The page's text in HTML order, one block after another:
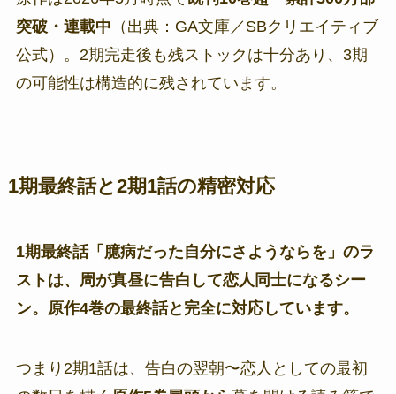
突破・連載中 （出典：GA文庫／SBクリエイティブ
公式）。2期完走後も残ストックは十分あり、3期
の可能性は構造的に残されています。
1期最終話と2期1話の精密対応
1期最終話「臆病だった自分にさようならを」のラ
ストは、周が真昼に告白して恋人同士になるシー
ン。原作4巻の最終話と完全に対応しています。
つまり2期1話は、告白の翌朝〜恋人としての最初